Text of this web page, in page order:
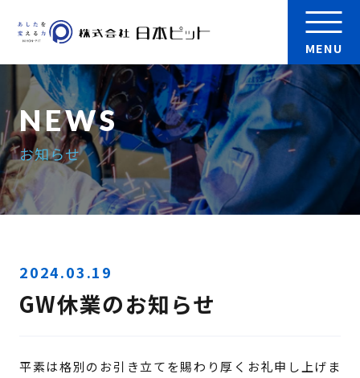
会社案内
製品
実績
採用情報
お問い合わせ
検 索
MENU
お知らせ
2024.03.19
GW休業のお知らせ
平素は格別のお引き立てを賜わり厚くお礼申し上げま